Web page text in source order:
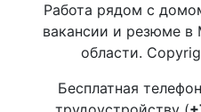
Работа рядом с
вакансии и резюме
области.
Бесплатная